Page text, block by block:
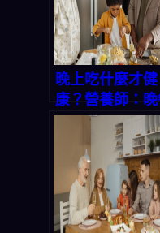
晚上吃什麼才健
康？營養師：
時間影響大腦功
能，這樣吃讓你
得好、記性好